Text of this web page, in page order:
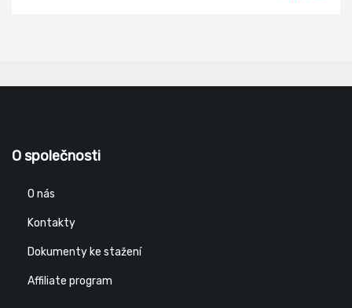
O společnosti
O nás
Kontakty
Dokumenty ke stažení
Affiliate program